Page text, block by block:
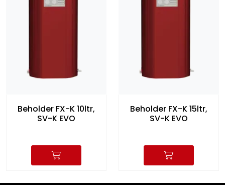
Beholder FX-K 10ltr,
SV-K EVO
Beholder FX-K 15ltr,
SV-K EVO